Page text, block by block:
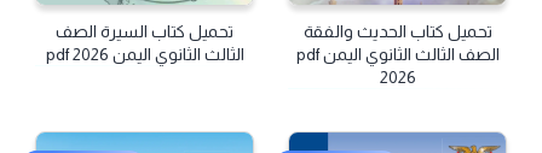
تحميل كتاب الحديث والفقة
الصف الثالث الثانوي اليمن pdf
2026
تحميل كتاب السيرة الصف
الثالث الثانوي اليمن pdf 2026